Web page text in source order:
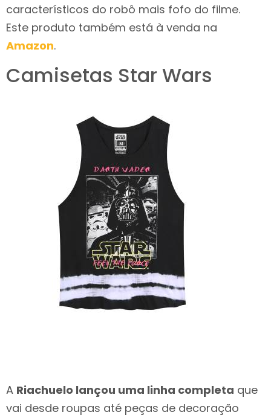
característicos do robô mais fofo do filme.
Este produto também está à venda na
Amazon.
Camisetas Star Wars
A Riachuelo lançou uma linha completa que
vai desde roupas até peças de decoração